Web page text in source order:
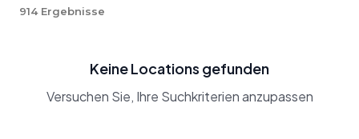
914 Ergebnisse
Keine Locations gefunden
Versuchen Sie, Ihre Suchkriterien anzupassen